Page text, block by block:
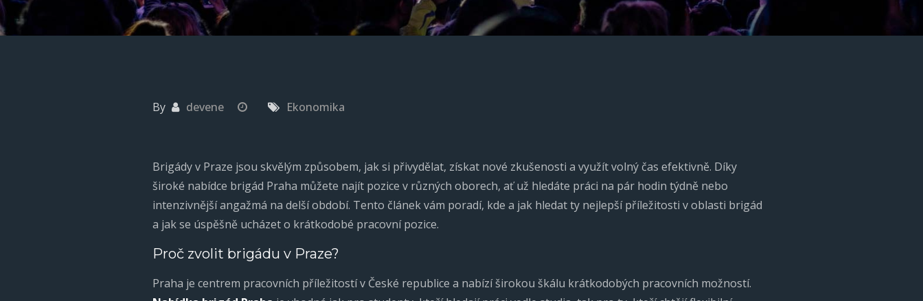
By devene Ekonomika
Brigády v Praze jsou skvělým způsobem, jak si přivydělat, získat nové zkušenosti a využít volný čas efektivně. Díky
široké nabídce brigád Praha můžete najít pozice v různých oborech, ať už hledáte práci na pár hodin týdně nebo
intenzivnější angažmá na delší období. Tento článek vám poradí, kde a jak hledat ty nejlepší příležitosti v oblasti brigád
a jak se úspěšně ucházet o krátkodobé pracovní pozice.
Proč zvolit brigádu v Praze?
Praha je centrem pracovních příležitostí v České republice a nabízí širokou škálu krátkodobých pracovních možností.